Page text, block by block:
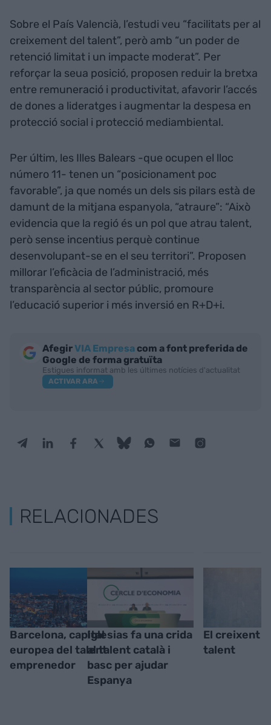
Sobre el País Valencià, l’estudi veu “facilitats per al
creixement del talent”, però amb “un poder de
retenció limitat i un impacte moderat”. Per
reforçar la seua posició, proposen reduir la bretxa
entre remuneració i productivitat, afavorir l’accés
de dones a lideratges i augmentar la despesa en
protecció social i protecció mediambiental.
Per últim, les Illes Balears -que ocupen el lloc
número 11- tenen un “posicionament poc
favorable”, ja que només un dels sis pilars està de
damunt de la mitjana espanyola, “atraure”: “Això
evidencia que la regió és un pol que atrau talent,
però sense incentius perquè continue
desenvolupant-se en el seu territori”. Proposen
millorar l’eficàcia de l’administració, més
transparència al sector públic, promoure
l’educació superior i més inversió en R+D+i.
AfegirVIA Empresa com a font preferida de
Google de forma gratuïta
Estigues informat amb les últimes notícies d'actualitat
ACTIVAR ARA
RELACIONADES
Barcelona, capital
europea del talent
emprenedor
Iglesias fa una crida
al talent català i
basc per ajudar
Espanya
El creixent
talent